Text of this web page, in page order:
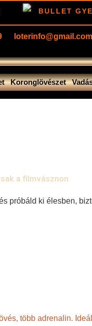
BULLET
loterinfo@gmail.com
Koronglövészet
a filmvásznon
próbáld ki élesben,
több adrenalin.